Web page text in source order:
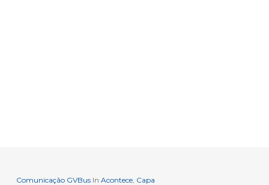
Comunicação GVBus In Acontece, Capa